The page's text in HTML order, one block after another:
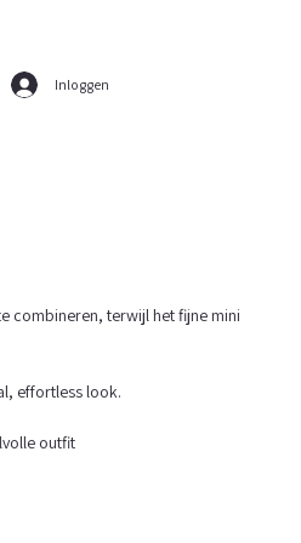
Inloggen
combineren, terwijl het fijne mini
effortless look.
outfit